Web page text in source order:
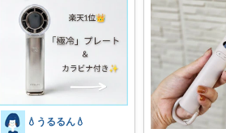
💧うるるん💧